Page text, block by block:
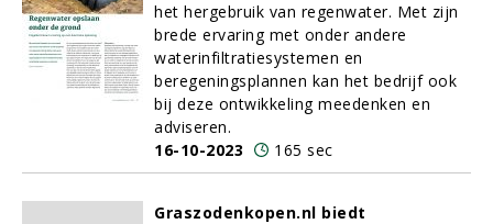
het hergebruik van regenwater. Met zijn
brede ervaring met onder andere
waterinfiltratiesystemen en
beregeningsplannen kan het bedrijf ook
bij deze ontwikkeling meedenken en
adviseren.
16-10-2023
165 sec
Graszodenkopen.nl biedt